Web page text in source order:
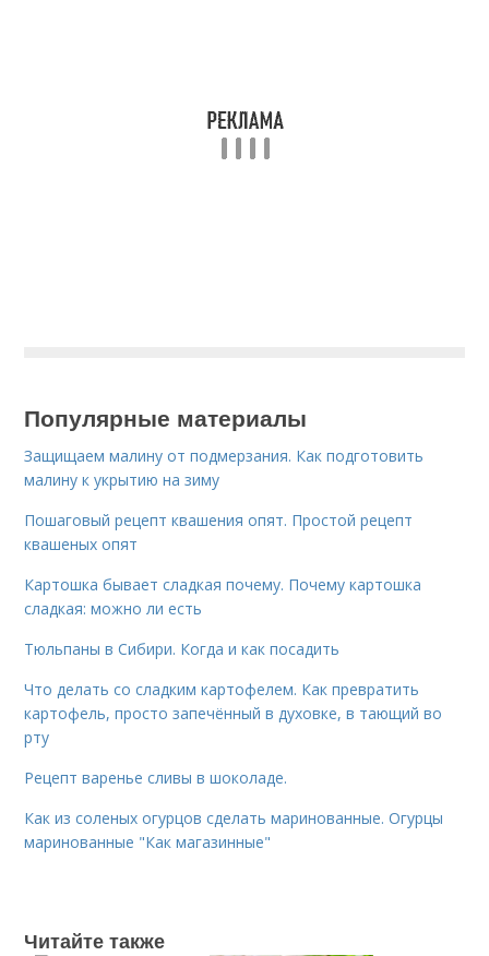
Популярные материалы
Защищаем малину от подмерзания. Как подготовить
малину к укрытию на зиму
Пошаговый рецепт квашения опят. Простой рецепт
квашеных опят
Картошка бывает сладкая почему. Почему картошка
сладкая: можно ли есть
Тюльпаны в Сибири. Когда и как посадить
Что делать со сладким картофелем. Как превратить
картофель, просто запечённый в духовке, в тающий во
рту
Рецепт варенье сливы в шоколаде.
Как из соленых огурцов сделать маринованные. Огурцы
маринованные "Как магазинные"
Читайте также